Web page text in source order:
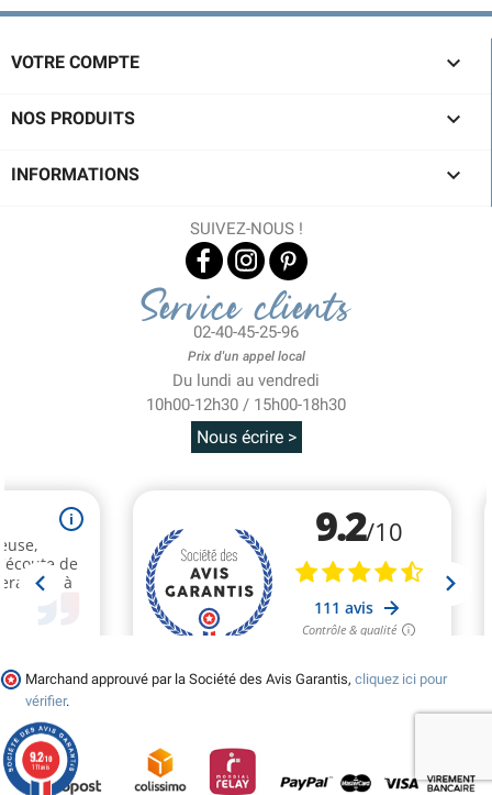
VOTRE COMPTE 
NOS PRODUITS 
INFORMATIONS 
SUIVEZ-NOUS !
Service clients
02-40-45-25-96
Prix d'un appel local
Du lundi au vendredi
10h00-12h30 / 15h00-18h30
Nous écrire >
Marchand approuvé par la Société des Avis Garantis, cliquez ici pour
vérifier.
9.2/10
111 avis